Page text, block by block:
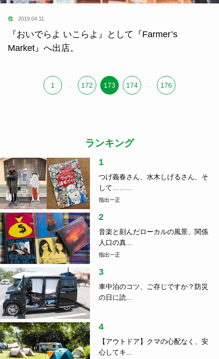
住 2019.04.11
『おいでらよ いこらよ』として『Farmer’s
Market』へ出店。
1 172 173 174 176
ランキング
1
つげ義春さん、水木しげるさん、そ
して……...
指出一正
2
音楽と刻んだローカルの風景、関係
人口の真...
指出一正
3
車中泊のコツ、ご存じですか？防災
の日に読...
4
【アウトドア】クマの心配なく、安
心してキ...